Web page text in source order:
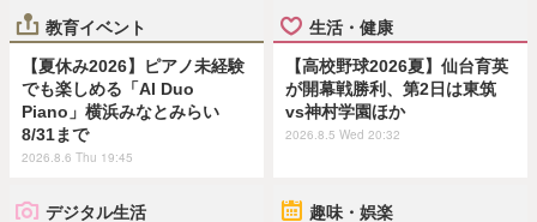
教育イベント
【夏休み2026】ピアノ未経験
でも楽しめる「AI Duo
Piano」横浜みなとみらい
8/31まで
2026.8.6 Thu 19:45
生活・健康
【高校野球2026夏】仙台育英
が開幕戦勝利、第2日は東筑
vs神村学園ほか
2026.8.5 Wed 20:32
デジタル生活 趣味・娯楽